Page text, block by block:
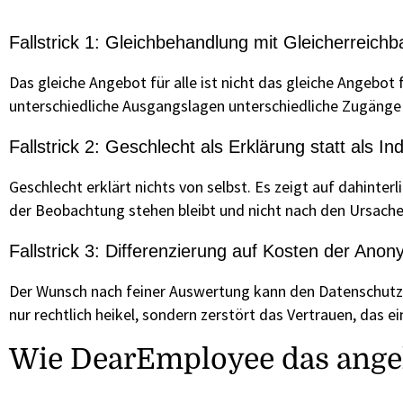
Fallstrick 1: Gleichbehandlung mit
Das gleiche Angebot für alle ist nicht das gleiche
unterschiedliche Ausgangslagen unterschiedliche
Fallstrick 2: Geschlecht als Erklärung statt als
Geschlecht erklärt nichts von selbst. Es zeigt auf
der Beobachtung stehen bleibt und nicht nach den
Fallstrick 3: Differenzierung auf Kosten der
Der Wunsch nach feiner Auswertung kann den
nur rechtlich heikel, sondern zerstört das Vertrauen, das
Wie DearEmployee das